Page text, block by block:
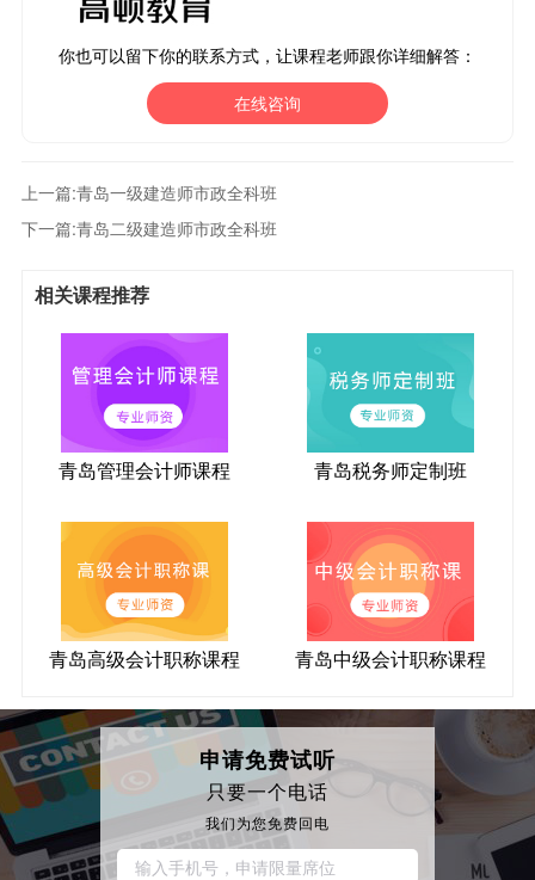
你也可以留下你的联系方式，让课程老师跟你详细解答：
在线咨询
上一篇:青岛一级建造师市政全科班
下一篇:青岛二级建造师市政全科班
相关课程推荐
青岛管理会计师课程 青岛税务师定制班
青岛高级会计职称课程 青岛中级会计职称课程
申请免费试听
只要一个电话
我们为您免费回电